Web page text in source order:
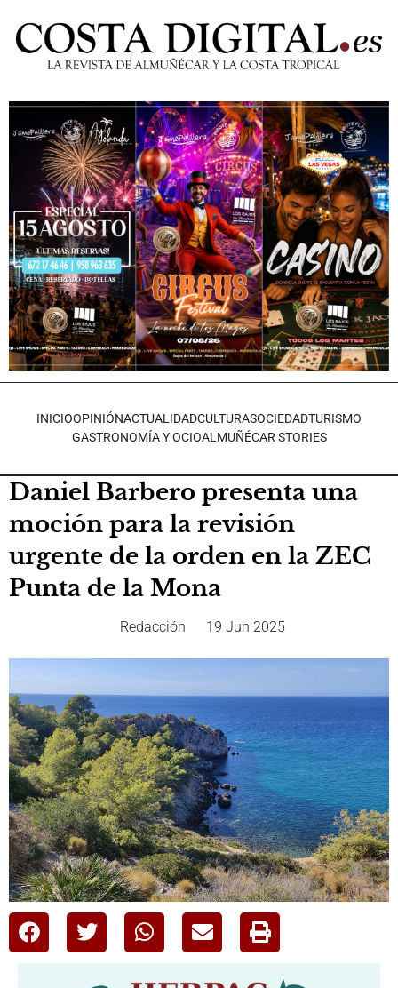
INICIOOPINIÓNACTUALIDADCULTURASOCIEDADTURISMO
GASTRONOMÍA Y OCIOALMUÑÉCAR STORIES
Daniel Barbero presenta una
moción para la revisión
urgente de la orden en la ZEC
Punta de la Mona
Redacción 19 Jun 2025